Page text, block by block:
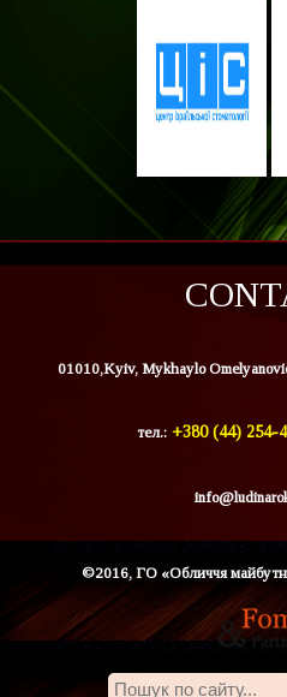
01010,Kyiv, Mykhaylo
тел.: +380 (44) 254-
©2016, ГО «Обличчя